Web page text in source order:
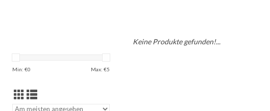
Min: €0 Max: €5
Keine Produkte gefunden!...